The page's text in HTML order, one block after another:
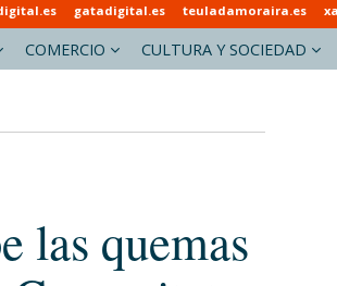
gatadigital.es teuladamoraira.es
COMERCIO CULTURA Y SOCIEDAD
las quemas